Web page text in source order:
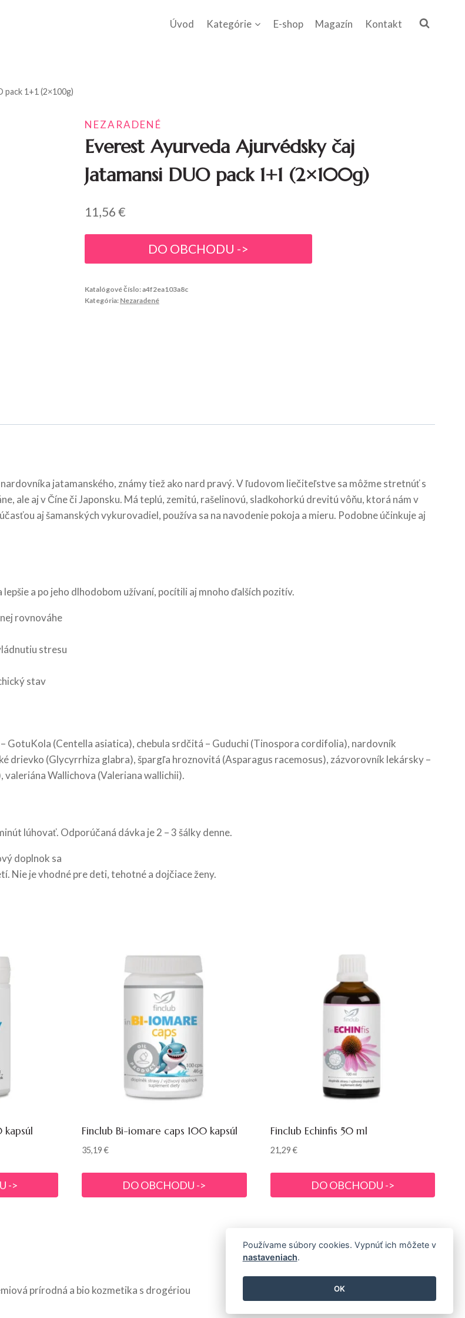
Úvod Kategórie E-shop Magazín Kontakt
pack 1+1 (2×100g)
NEZARADENÉ
Everest Ayurveda Ajurvédsky čaj
Jatamansi DUO pack 1+1 (2×100g)
11,56€
DO OBCHODU ->
Katalógové číslo:a4f2ea103a8c
Kategória: Nezaradené
jatamanského, známy tiež ako nard pravý. V ľudovom liečiteľstve sa môžme stretnúť s
ale aj v Číne či Japonsku. Má teplú, zemitú, rašelinovú, sladkohorkú drevitú vôňu, ktorá nám v
aj šamanských vykurovadiel, používa sa na navodenie pokoja a mieru. Podobne účinkuje aj
a po jeho dlhodobom užívaní, pocítili aj mnoho ďalších pozitív.
rovnováhe
stresu
stav
GotuKola (Centella asiatica), chebula srdčitá – Guduchi (Tinospora cordifolia), nardovník
drievko (Glycyrrhiza glabra), špargľa hroznovitá (Asparagus racemosus), zázvorovník lekársky –
Wallichova (Valeriana wallichii).
lúhovať. Odporúčaná dávka je 2 – 3 šálky denne.
doplnok sa
Nie je vhodné pre deti, tehotné a dojčiace ženy.
kapsúl
->
Finclub Bi-iomare caps 100 kapsúl
35,19€
DO OBCHODU ->
Finclub Echinfis 50 ml
21,29€
DO OBCHODU ->
prírodná a bio kozmetika s drogériou
Používame súbory cookies. Vypnúť ich môžete v
nastaveniach.
OK